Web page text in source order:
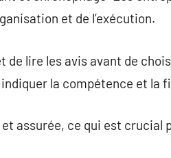
et de l’exécution.
lire les avis avant de
la compétence et la
assurée, ce qui est crucial